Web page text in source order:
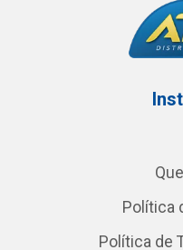
Política
Política de